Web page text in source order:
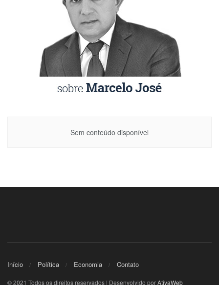
Sem conteúdo disponível
Início Política Economia Contato
© 2021 Todos os direitos reservados | Desenvolvido porAtivaWeb